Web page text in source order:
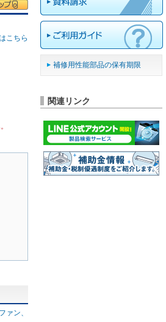
こちら
ァン、
補修用性能部品の保有期限
関連リンク